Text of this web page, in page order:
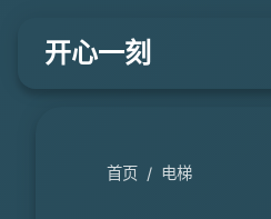
开心一刻
首页 / 电梯